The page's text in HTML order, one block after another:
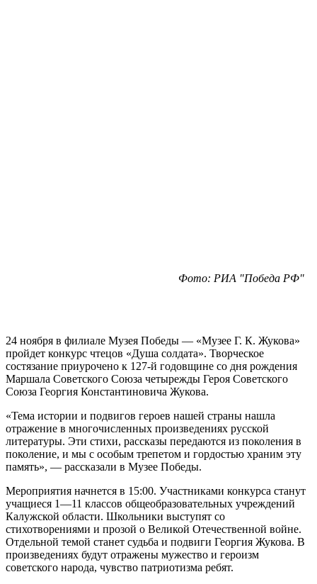
Фото: РИА "Победа РФ"
24 ноября в филиале Музея Победы — «Музее Г. К. Жукова»
пройдет конкурс чтецов «Душа солдата». Творческое
состязание приурочено к 127-й годовщине со дня рождения
Маршала Советского Союза четырежды Героя Советского
Союза Георгия Константиновича Жукова.
«Тема истории и подвигов героев нашей страны нашла
отражение в многочисленных произведениях русской
литературы. Эти стихи, рассказы передаются из поколения в
поколение, и мы с особым трепетом и гордостью храним эту
память», — рассказали в Музее Победы.
Мероприятия начнется в 15:00. Участниками конкурса станут
учащиеся 1—11 классов общеобразовательных учреждений
Калужской области. Школьники выступят со
стихотворениями и прозой о Великой Отечественной войне.
Отдельной темой станет судьба и подвиги Георгия Жукова. В
произведениях будут отражены мужество и героизм
советского народа, чувство патриотизма ребят.